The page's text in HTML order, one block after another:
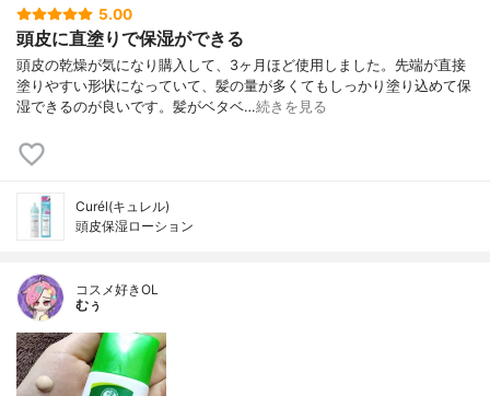
5.00
頭皮に直塗りで保湿ができる
頭皮の乾燥が気になり購入して、3ヶ月ほど使用しました。先端が直接
塗りやすい形状になっていて、髪の量が多くてもしっかり塗り込めて保
湿できるのが良いです。髪がベタベ…続きを見る
Curél(キュレル)
頭皮保湿ローション
コスメ好きOL
むぅ